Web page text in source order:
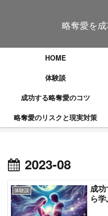
略奪愛を
HOME
体験談
成功する略奪愛のコツ
略奪愛のリスクと現実対策
2023-08
体験談
成
ら